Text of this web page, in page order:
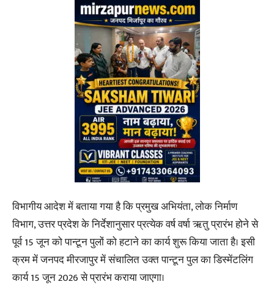
विभागीय आदेश में बताया गया है कि प्रमुख अभियंता, लोक निर्माण
विभाग, उत्तर प्रदेश के निर्देशानुसार प्रत्येक वर्ष वर्षा ऋतु प्रारंभ होने से
पूर्व 15 जून को पान्टून पुलों को हटाने का कार्य शुरू किया जाता है। इसी
क्रम में जनपद मीरजापुर में संचालित उक्त पान्टून पुल का डिस्मेंटलिंग
कार्य 15 जून 2026 से प्रारंभ कराया जाएगा।